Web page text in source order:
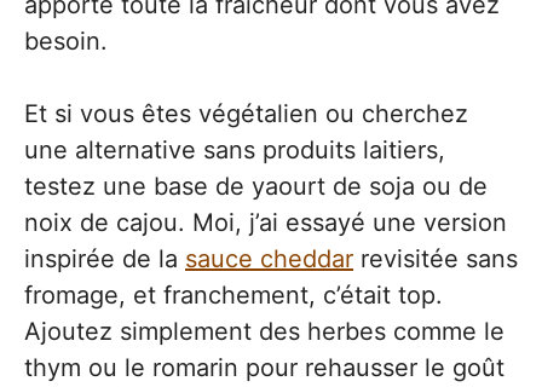
besoin.
Et si vous êtes végétalien ou cherchez
une alternative sans produits laitiers,
testez une base de yaourt de soja ou de
noix de cajou. Moi, j’ai essayé une version
inspirée de la sauce cheddar revisitée sans
fromage, et franchement, c’était top.
Ajoutez simplement des herbes comme le
thym ou le romarin pour rehausser le goût